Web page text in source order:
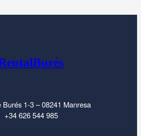
Burés 1-3 – 08241 Manresa
+34 626 544 985